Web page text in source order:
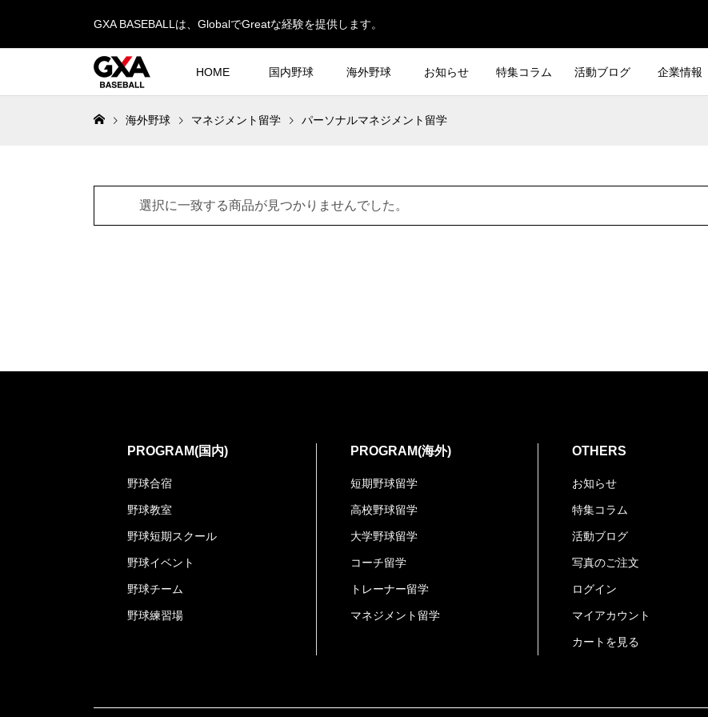
GXA BASEBALLは、GlobalでGreatな経験を提供します。
HOME 国内野球 海外野球 お知らせ 特集コラム 活動ブログ 企業情報
海外野球 マネジメント留学 パーソナルマネジメント留学
選択に一致する商品が見つかりませんでした。
PROGRAM(国内)
野球合宿
野球教室
野球短期スクール
野球イベント
野球チーム
野球練習場
PROGRAM(海外)
短期野球留学
高校野球留学
大学野球留学
コーチ留学
トレーナー留学
マネジメント留学
OTHERS
お知らせ
特集コラム
活動ブログ
写真のご注文
ログイン
マイアカウント
カートを見る